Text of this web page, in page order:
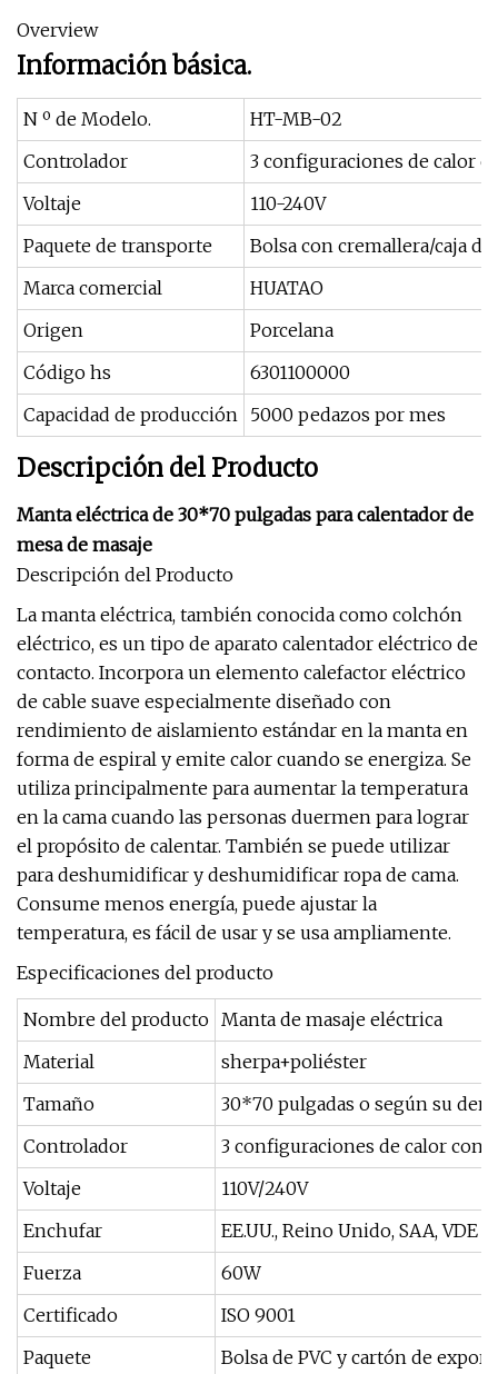
Overview
Información básica.
N º de Modelo.
HT-MB-02
Controlador
3 configuraciones de calor
Voltaje
110-240V
Paquete de transporte
Bolsa con cremallera/caja
Marca comercial
HUATAO
Origen
Porcelana
Código hs
6301100000
Capacidad de producción 5000 pedazos por mes
Descripción del Producto
Manta eléctrica de 30*70 pulgadas para calentador de
mesa de masaje
Descripción del Producto
La manta eléctrica, también conocida como colchón
eléctrico, es un tipo de aparato calentador eléctrico de
contacto. Incorpora un elemento calefactor eléctrico
de cable suave especialmente diseñado con
rendimiento de aislamiento estándar en la manta en
forma de espiral y emite calor cuando se energiza. Se
utiliza principalmente para aumentar la temperatura
en la cama cuando las personas duermen para lograr
el propósito de calentar. También se puede utilizar
para deshumidificar y deshumidificar ropa de cama.
Consume menos energía, puede ajustar la
temperatura, es fácil de usar y se usa ampliamente.
Especificaciones del producto
Nombre del producto Manta de masaje eléctrica
Material
sherpa+poliéster
Tamaño
30*70 pulgadas o según su
Controlador
3 configuraciones de calor con
Voltaje
110V/240V
Enchufar
EE.UU., Reino Unido, SAA, VDE
Fuerza
60W
Certificado
ISO 9001
Paquete
Bolsa de PVC y cartón de